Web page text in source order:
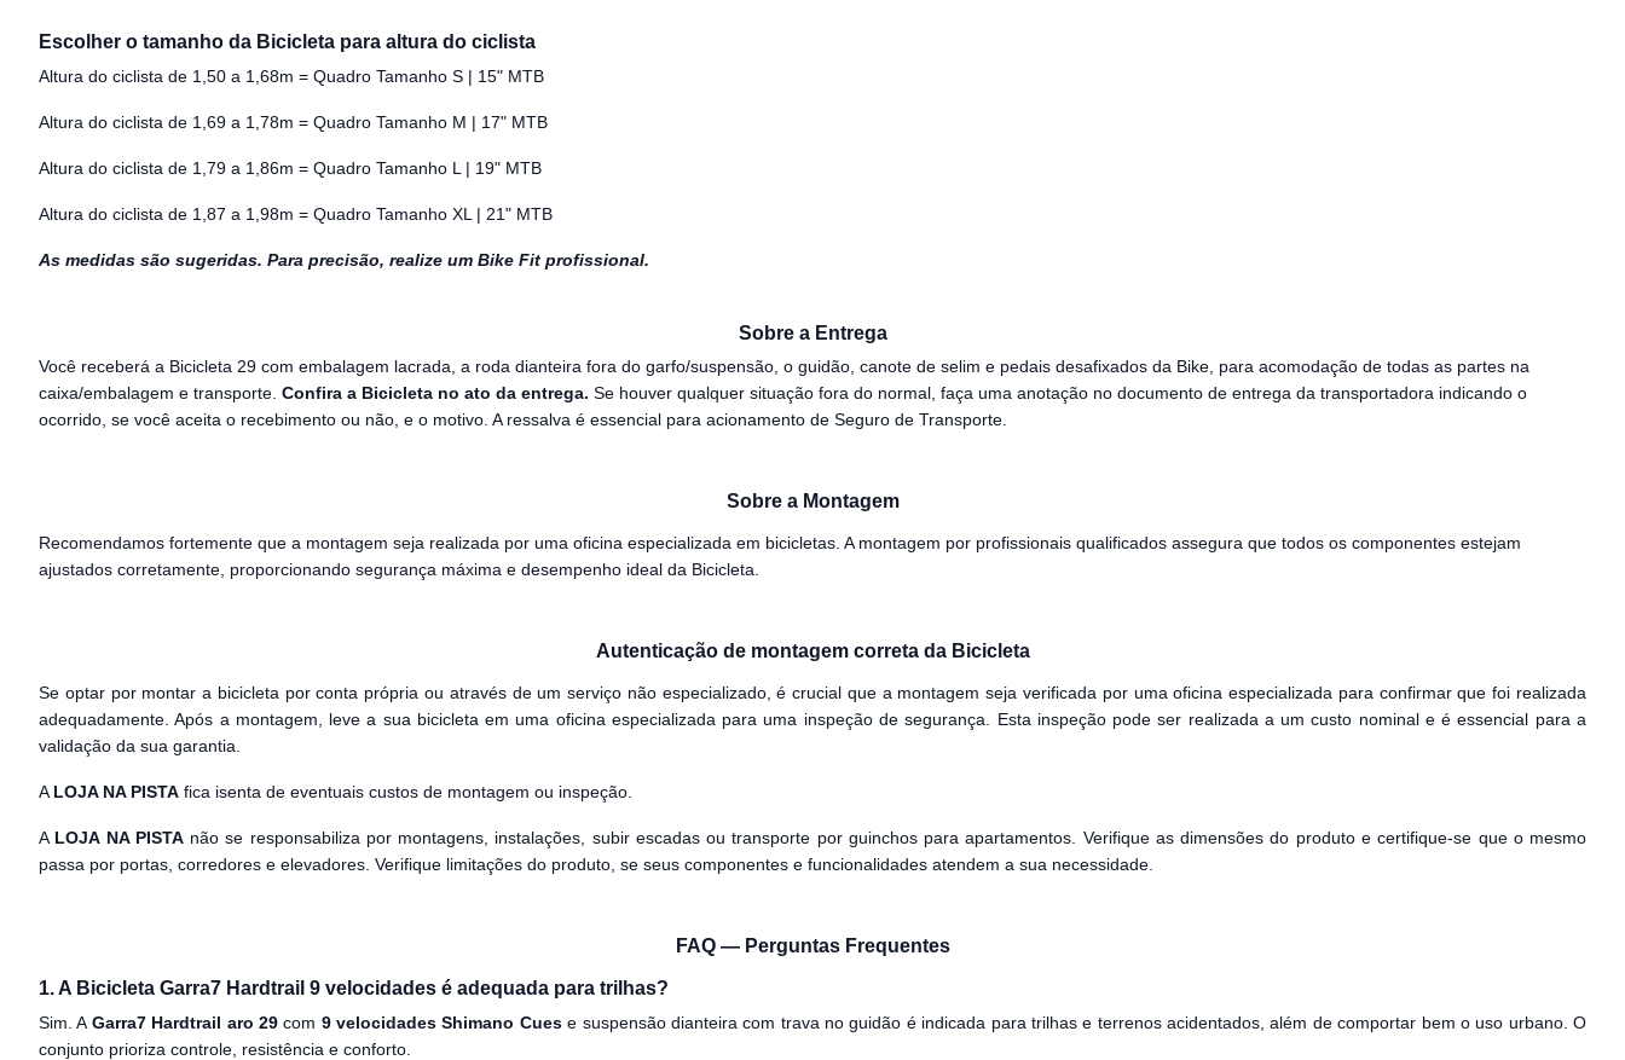
Escolher o tamanho da Bicicleta para altura do ciclista
Altura do ciclista de 1,50 a 1,68m = Quadro Tamanho S | 15" MTB
Altura do ciclista de 1,69 a 1,78m = Quadro Tamanho M | 17" MTB
Altura do ciclista de 1,79 a 1,86m = Quadro Tamanho L | 19" MTB
Altura do ciclista de 1,87 a 1,98m = Quadro Tamanho XL | 21" MTB
As medidas são sugeridas. Para precisão, realize um Bike Fit profissional.
Sobre a Entrega
Você receberá a Bicicleta 29 com embalagem lacrada, a roda dianteira fora do garfo/suspensão, o guidão, canote de selim e pedais desafixados da Bike, para acomodação de todas as partes na
caixa/embalagem e transporte. Confira a Bicicleta no ato da entrega. Se houver qualquer situação fora do normal, faça uma anotação no documento de entrega da transportadora indicando o
ocorrido, se você aceita o recebimento ou não, e o motivo. A ressalva é essencial para acionamento de Seguro de Transporte.
Sobre a Montagem
Recomendamos fortemente que a montagem seja realizada por uma oficina especializada em bicicletas. A montagem por profissionais qualificados assegura que todos os componentes estejam
ajustados corretamente, proporcionando segurança máxima e desempenho ideal da Bicicleta.
Autenticação de montagem correta da Bicicleta
Se optar por montar a bicicleta por conta própria ou através de um serviço não especializado, é crucial que a montagem seja verificada por uma oficina especializada para confirmar que foi realizada
adequadamente. Após a montagem, leve a sua bicicleta em uma oficina especializada para uma inspeção de segurança. Esta inspeção pode ser realizada a um custo nominal e é essencial para a
validação da sua garantia.
A LOJA NA PISTA fica isenta de eventuais custos de montagem ou inspeção.
A LOJA NA PISTAnão se responsabiliza por montagens, instalações, subir escadas ou transporte por guinchos para apartamentos. Verifique as dimensões do produto e certifique-se que o mesmo
passa por portas, corredores e elevadores. Verifique limitações do produto, se seus componentes e funcionalidades atendem a sua necessidade.
FAQ — Perguntas Frequentes
1. A Bicicleta Garra7 Hardtrail 9 velocidades é adequada para trilhas?
Sim. A Garra7 Hardtrail aro 29com 9 velocidades Shimano Cuese suspensão dianteira com trava no guidão é indicada para trilhas e terrenos acidentados, além de comportar bem o uso urbano. O
conjunto prioriza controle, resistência e conforto.